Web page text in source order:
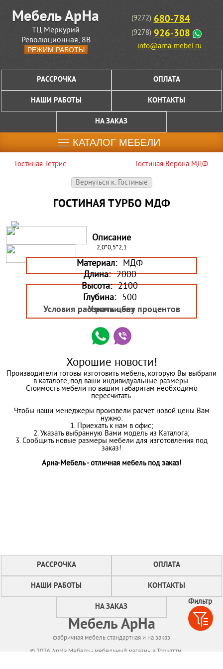
Фильтр
ТЦ Меркурий
Революционная, 8В
РЕЖИМ РАБОТЫ
(9272) 680-784
(9278) 926-308
info@arna-mebel.ru
РАССРОЧКА ОПЛАТА
НАШИ РАБОТЫ КОНТАКТЫ
НА ЗАКАЗ
КАТАЛОГ МЕБЕЛИ
Гостиная Тетрис
Гостиная Верона МДФ
Вернуться к: Гостиные
ГОСТИНАЯ ТУРБО МДФ
Описание
2,0*0,5*2,1
Материал: МДФ
Длина: 2000
Высота: 2100
Глубина: 500
Узнать цену
Условия рассрочки без процентов
Хорошие новости!
Производители готовы изготовить мебель, которую Вы выбрали
в каталоге, под ваши индивидуальные размеры.
Стоимость мебели по вашим габаритам необходимо
пересчитать.
Чтобы наши менеджеры произвели расчет новой цены Вам
нужно:
1. Приехать к нам в офис;
2. Указать выбранную Вами модель из Каталога;
3. Сообщить новые размеры мебели для изготовления под
заказ!
Арна-Мебель - отличная мебель под заказ!
РАССРОЧКА ОПЛАТА
НАШИ РАБОТЫ КОНТАКТЫ
НА ЗАКАЗ
Мебель АрНа
фабричная мебель стандартная и на заказ
© 2026 АрНа Мебель - мебельный магазин в Тольятти